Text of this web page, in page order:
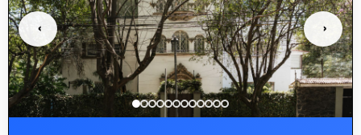
‹ ›